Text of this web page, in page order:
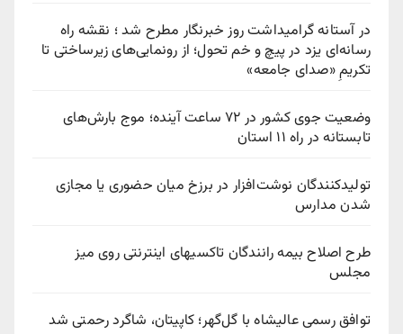
در آستانه گرامیداشت روز خبرنگار مطرح شد ؛ نقشه راه
رسانه‌ای یزد در پیچ‌ و خم تحول؛ از رونمایی‌های زیرساختی تا
تکریمِ «صدای جامعه»
وضعیت جوی کشور در ۷۲ ساعت آینده؛ موج بارش‌های
تابستانه در راه ۱۱ استان
تولیدکنندگان نوشت‌افزار در برزخ میان حضوری یا مجازی
شدن مدارس
طرح اصلاح بیمه رانندگان تاکسیهای اینترنتی روی میز
مجلس
توافق رسمی عالیشاه با گل‌گهر؛ کاپیتان، شاگرد رحمتی شد